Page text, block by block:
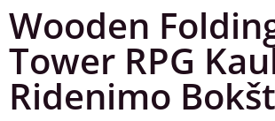
Wooden
Tower RPG
Ridenimo